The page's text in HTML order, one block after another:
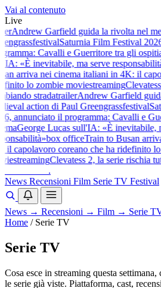
Vai al contenuto
Live
Andrew Garfield guida la rivolta nel
festivalSaturnia Film Festival
Cavalli e Guerritore tra gli ospitiai
«È inevitabile, ma serve
arriva nei cinema italiani in 4K: il
lo zombie moviestreamingClevatess
stradatrailerAndrew Garfield guida
action di Paul Greengrassfestival
annunciato il programma: Cavalli e
George Lucas sull'IA: «È inevitabile,
box officeTrain to Busan arriva
capolavoro coreano che ha ridefinito lo
streamingClevatess 2, la serie rischia
.
News Recensioni Film Serie TV Festival
News → Recensioni → Film → Serie
Home / Serie TV
Serie TV
Cosa esce in streaming questa settimana,
le serie già viste. Piattaforma, cast,